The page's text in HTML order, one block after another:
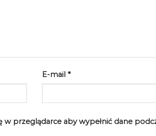
E-mail *
przeglądarce aby wypełnić dane